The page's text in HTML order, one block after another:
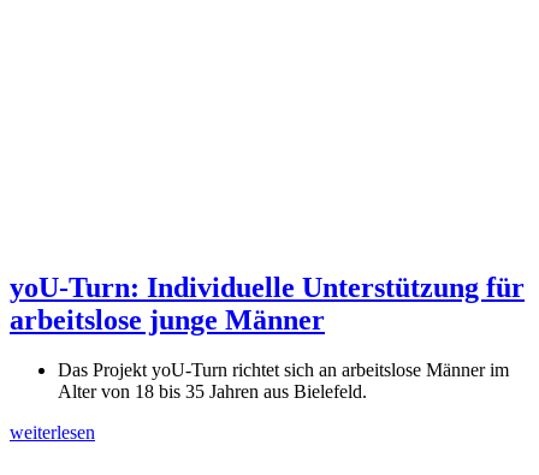
yoU-Turn: Individuelle Unterstützung für
arbeitslose junge Männer
Das Projekt yoU-Turn richtet sich an arbeitslose Männer im
Alter von 18 bis 35 Jahren aus Bielefeld.
weiterlesen